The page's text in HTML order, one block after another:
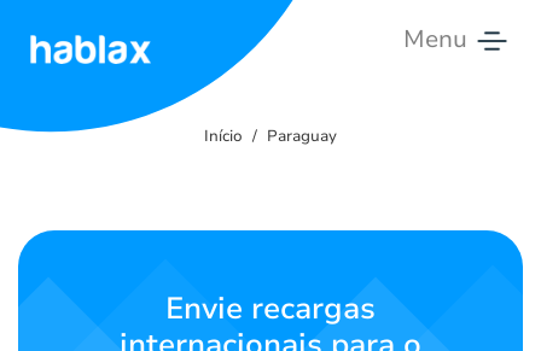
Menu
Contato
Início Paraguay
Envie recargas